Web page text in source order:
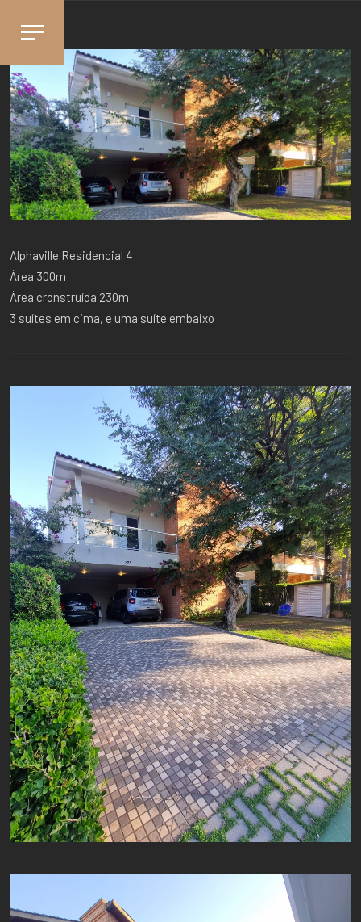
Alphaville Residencial 4
Área 300m
Área cronstruída 230m
3 suítes em cima, e uma suíte embaixo